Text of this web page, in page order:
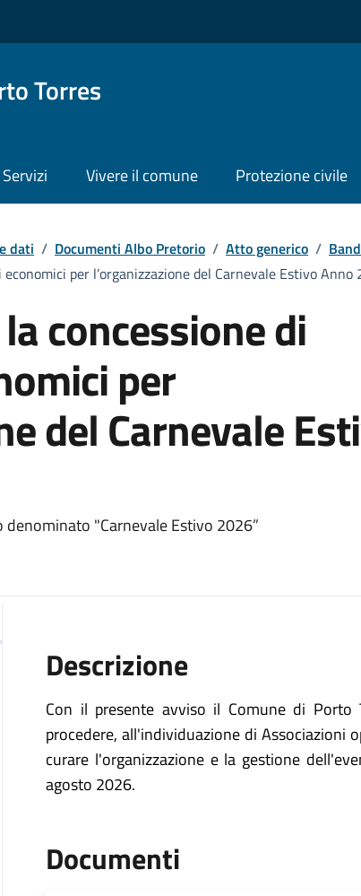
Torres
Servizi Vivere il comune Protezione civile
dati / Documenti Albo Pretorio / Atto generico /
per l’organizzazione del Carnevale Estivo Anno
concessione di
per
del Carnevale
"Carnevale Estivo 2026”
Descrizione
Con il presente avviso il Comune di Porto
procedere, all'individuazione di Associazioni
curare l'organizzazione e la gestione
agosto 2026.
Documenti